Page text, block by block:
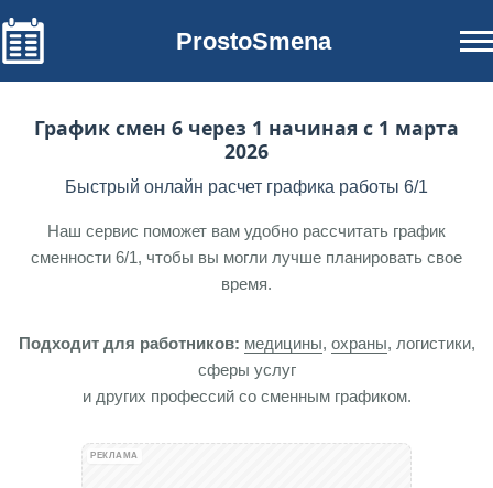
ProstoSmena
График смен 6 через 1 начиная с 1 марта
2026
Быстрый онлайн расчет графика работы 6/1
Наш сервис поможет вам удобно рассчитать график
сменности 6/1, чтобы вы могли лучше планировать свое
время.
Подходит для работников: медицины, охраны, логистики,
сферы услуг
и других профессий со сменным графиком.
РЕКЛАМА